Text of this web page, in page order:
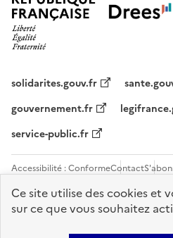
solidarites.gouv.fr
gouvernement.fr
service-public.fr
Accessibilité : ConformeContact
Sauf mention contraire, tous les
Ce site utilise des cookies et
sur ce que vous souhaitez